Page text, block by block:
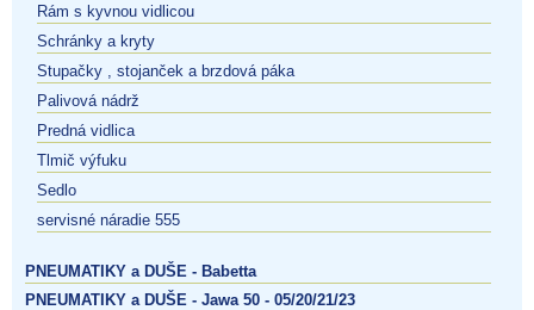
Rám s kyvnou vidlicou
Schránky a kryty
Stupačky , stojanček a brzdová páka
Palivová nádrž
Predná vidlica
Tlmič výfuku
Sedlo
servisné náradie 555
PNEUMATIKY a DUŠE - Babetta
PNEUMATIKY a DUŠE - Jawa 50 - 05/20/21/23